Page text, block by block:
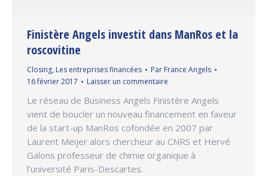
Finistère Angels investit dans ManRos et la
roscovitine
Closing, Les entreprises financées Par France Angels
16 février 2017
Laisser un commentaire
Le réseau de Business Angels Finistère Angels
vient de boucler un nouveau financement en faveur
de la start-up ManRos cofondée en 2007 par
Laurent Meijer alors chercheur au CNRS et Hervé
Galons professeur de chimie organique à
l’université Paris-Descartes.